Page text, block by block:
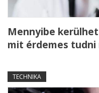
Mennyibe
mit érdemes tudni
TECHNIKA